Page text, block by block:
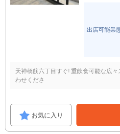
出店可能業
天神橋筋六丁目すぐ! 重飲食可能な広
わせくださ
お気に入り